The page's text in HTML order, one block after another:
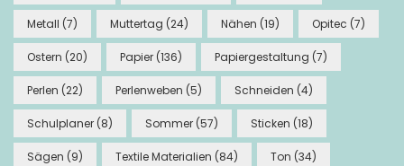
Metall (7) Muttertag (24) Nähen (19) Opitec (7)
Ostern (20) Papier (136) Papiergestaltung (7)
Perlen (22) Perlenweben (5) Schneiden (4)
Schulplaner (8) Sommer (57) Sticken (18)
Sägen (9) Textile Materialien (84) Ton (34)